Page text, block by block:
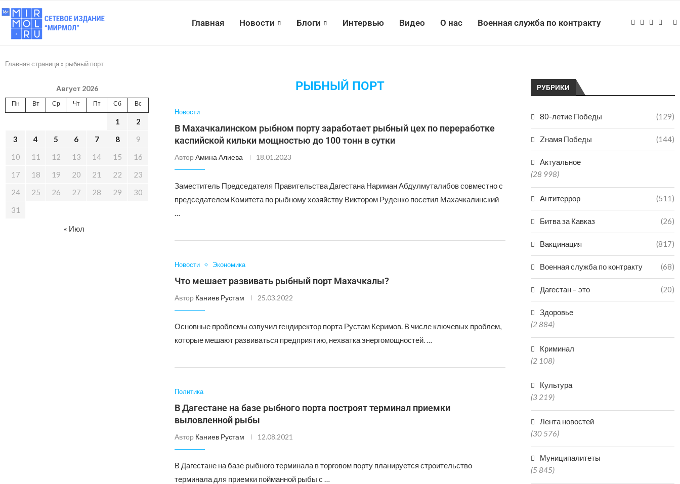
Главная Новости Блоги Интервью Видео О нас Военная служба по контракту
Главная страница » рыбный порт
РЫБНЫЙ ПОРТ
Новости
В Махачкалинском рыбном порту заработает рыбный цех по переработке
каспийской кильки мощностью до 100 тонн в сутки
Автор Амина Алиева 18.01.2023
Заместитель Председателя Правительства Дагестана Нариман Абдулмуталибов совместно с
председателем Комитета по рыбному хозяйству Виктором Руденко посетил Махачкалинский
…
Новости Экономика
Что мешает развивать рыбный порт Махачкалы?
Автор Каниев Рустам 25.03.2022
Основные проблемы озвучил гендиректор порта Рустам Керимов. В числе ключевых проблем,
которые мешают развиваться предприятию, нехватка энергомощностей. …
Политика
В Дагестане на базе рыбного порта построят терминал приемки
выловленной рыбы
Автор Каниев Рустам 12.08.2021
В Дагестане на базе рыбного терминала в торговом порту планируется строительство
терминала для приемки пойманной рыбы с …
РУБРИКИ
80-летие Победы (129)
Zнамя Победы (144)
Актуальное
(28 998)
Антитеррор (511)
Битва за Кавказ (26)
Вакцинация (817)
Военная служба по контракту (68)
Дагестан – это (20)
Здоровье
(2 884)
Криминал
(2 108)
Культура
(3 219)
Лента новостей
(30 576)
Муниципалитеты
(5 845)
Август 2026
Пн Вт Ср Чт Пт Сб Вс
1
2
3
4 5 6 7 8
9
10
11 12 13 14 15
16
17
18 19 20 21 22
23
24
25 26 27 28 29
30
31
« Июл